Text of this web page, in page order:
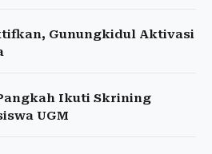
Gunungkidul Aktivasi
Ikuti Skrining
UGM